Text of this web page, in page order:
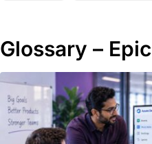
Glossary – Epic